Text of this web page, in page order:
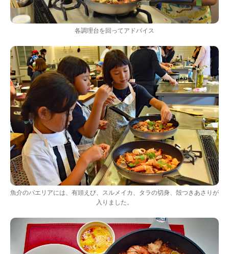
各調理台を回ってアドバイス
魚介のパエリアには、有頭えび、スルメイカ、タラの切身、殻つきあさりが
入りました。